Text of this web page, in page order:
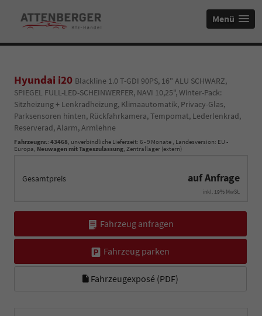
Menü
Hyundai i20 Blackline 1.0 T-GDI 90PS, 16" ALU SCHWARZ,
SPIEGEL FULL-LED-SCHEINWERFER, NAVI 10,25", Winter-Pack:
Sitzheizung + Lenkradheizung, Klimaautomatik, Privacy-Glas,
Parksensoren hinten, Rückfahrkamera, Tempomat, Lederlenkrad,
Reserverad, Alarm, Armlehne
Fahrzeugnr.: 43468, unverbindliche Lieferzeit: 6 - 9 Monate , Landesversion: EU -
Europa, Neuwagen mit Tageszulassung, Zentrallager (extern)
Gesamtpreis auf Anfrage
inkl. 19% MwSt.
Fahrzeug anfragen
Fahrzeug parken
Fahrzeugexposé (PDF)